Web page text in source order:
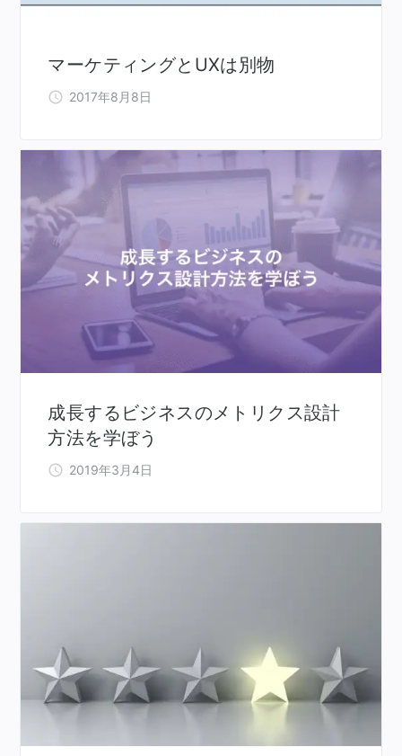
マーケティングとUXは別物
2017年8月8日
成長するビジネスのメトリクス設計
方法を学ぼう
2019年3月4日